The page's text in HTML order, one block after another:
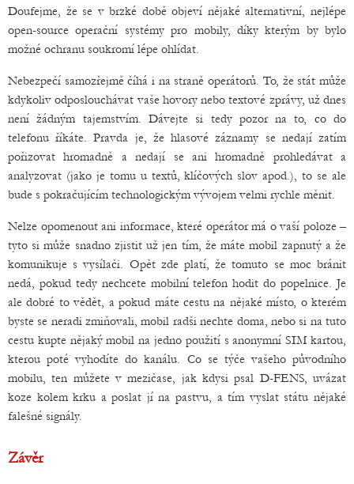
Doufejme, že se v brzké době objeví nějaké alternativní, nejlépe
open-source operační systémy pro mobily, díky kterým by bylo
možné ochranu soukromí lépe ohlídat.
Nebezpečí samozřejmě číhá i na straně operátorů. To, že stát může
kdykoliv odposlouchávat vaše hovory nebo textové zprávy, už dnes
není žádným tajemstvím. Dávejte si tedy pozor na to, co do
telefonu říkáte. Pravda je, že hlasové záznamy se nedají zatím
pořizovat hromadně a nedají se ani hromadně prohledávat a
analyzovat (jako je tomu u textů, klíčových slov apod.), to se ale
bude s pokračujícím technologickým vývojem velmi rychle měnit.
Nelze opomenout ani informace, které operátor má o vaší poloze –
tyto si může snadno zjistit už jen tím, že máte mobil zapnutý a že
komunikuje s vysílači. Opět zde platí, že tomuto se moc bránit
nedá, pokud tedy nechcete mobilní telefon hodit do popelnice. Je
ale dobré to vědět, a pokud máte cestu na nějaké místo, o kterém
byste se neradi zmiňovali, mobil radši nechte doma, nebo si na tuto
cestu kupte nějaký mobil na jedno použití s anonymní SIM kartou,
kterou poté vyhodíte do kanálu. Co se týče vašeho původního
mobilu, ten můžete v mezičase, jak kdysi psal D-FENS, uvázat
koze kolem krku a poslat jí na pastvu, a tím vyslat státu nějaké
falešné signály.
Závěr